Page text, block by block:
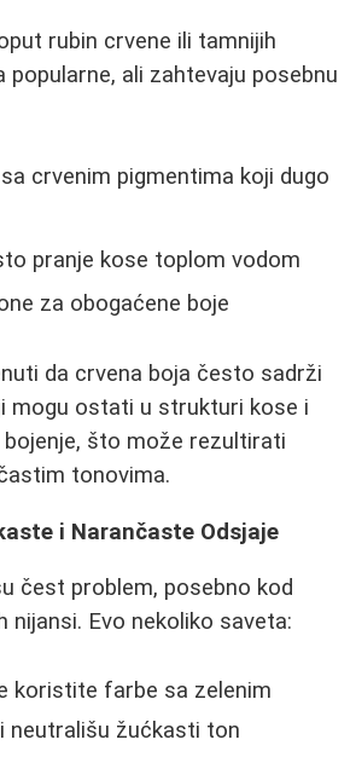
rubin crvene ili tamnijih
popularne, ali zahtevaju posebnu
crvenim pigmentima koji dugo
pranje kose toplom vodom
za obogaćene boje
da crvena boja često sadrži
mogu ostati u strukturi kose i
što može rezultirati
tonovima.
i Narančaste Odsjaje
čest problem, posebno kod
nijansi. Evo nekoliko saveta:
koristite farbe sa zelenim
neutrališu žućkasti ton